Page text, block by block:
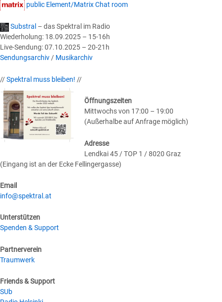
public Element/Matrix Chat room
Substral – das Spektral im Radio
Wiederholung: 18.09.2025 – 15-16h
Live-Sendung: 07.10.2025 – 20-21h
Sendungsarchiv/ Musikarchiv
//Spektral muss bleiben! //
Öffnungszeiten
Mittwochs von 17:00 – 19:00
(Außerhalbe auf Anfrage möglich)
Adresse
Lendkai 45 / TOP 1 / 8020 Graz
(Eingang ist an der Ecke Fellingergasse)
Email
info@spektral.at
Unterstützen
Spenden & Support
Partnerverein
Traumwerk
Friends & Support
SUb